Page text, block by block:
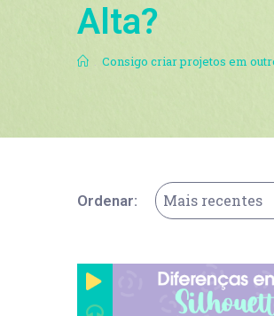
Alta?
. Consigo criar projetos em
Ordenar: Mais recentes